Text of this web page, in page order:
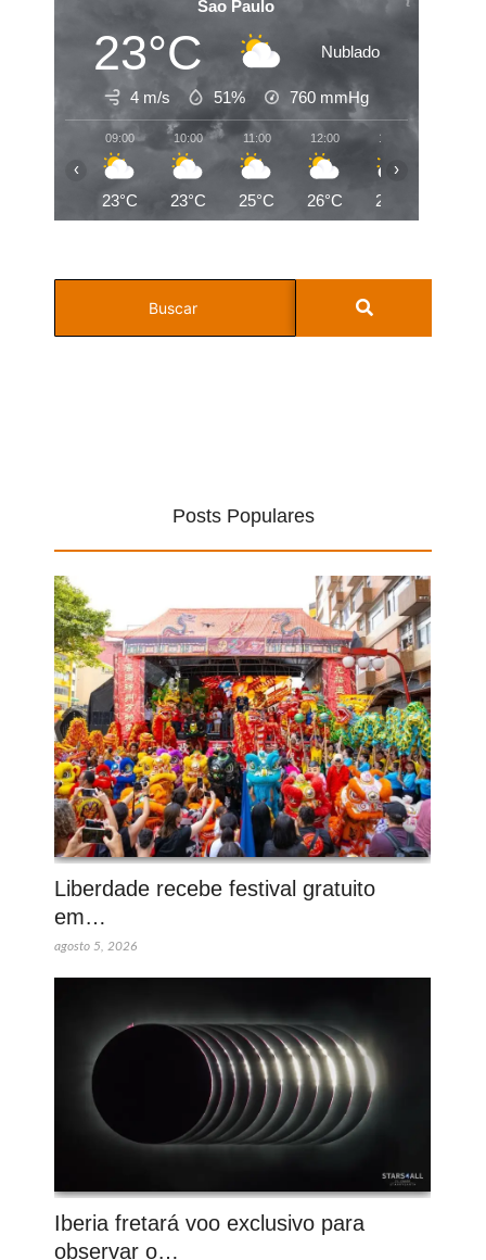
Sao Paulo
23°C Nublado
4 m/s 51% 760 mmHg
09:00
23°C
10:00
23°C
11:00
25°C
12:00
26°C
13:00
27°C
‹ ›
Posts Populares
Liberdade recebe festival gratuito
em…
agosto 5, 2026
Iberia fretará voo exclusivo para
observar o…